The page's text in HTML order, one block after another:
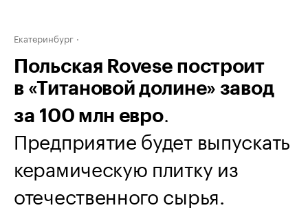
Екатеринбург
Польская Rovese построит
в «Титановой долине» завод
за 100 млн евро.
Предприятие будет выпускать
керамическую плитку из
отечественного сырья.